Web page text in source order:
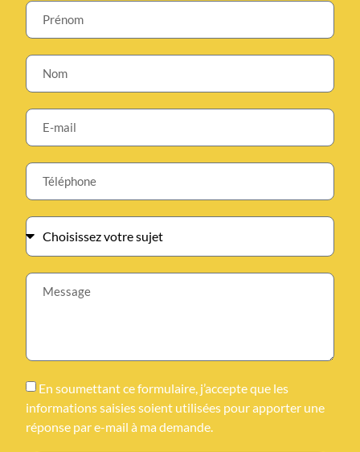
En soumettant ce formulaire, j’accepte que les
informations saisies soient utilisées pour apporter une
réponse par e-mail à ma demande.